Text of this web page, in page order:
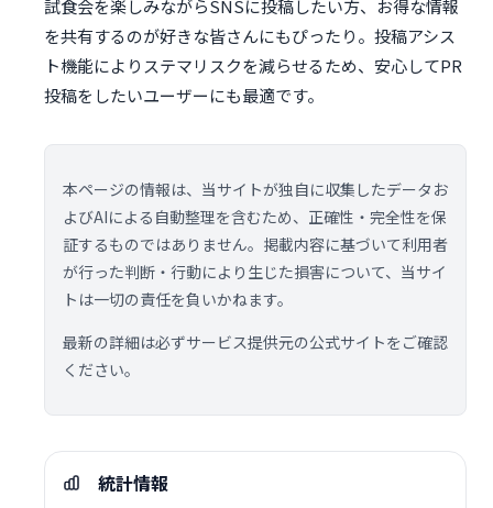
試食会を楽しみながらSNSに投稿したい方、お得な情報
を共有するのが好きな皆さんにもぴったり。投稿アシス
ト機能によりステマリスクを減らせるため、安心してPR
投稿をしたいユーザーにも最適です。
本ページの情報は、当サイトが独自に収集したデータお
よびAIによる自動整理を含むため、正確性・完全性を保
証するものではありません。掲載内容に基づいて利用者
が行った判断・行動により生じた損害について、当サイ
トは一切の責任を負いかねます。
最新の詳細は必ずサービス提供元の公式サイトをご確認
ください。
統計情報